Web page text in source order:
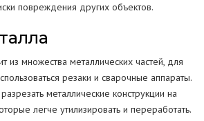
повреждения других объектов.
из множества металлических частей, для
резаки и сварочные аппараты.
металлические конструкции на
легче утилизировать и переработать.